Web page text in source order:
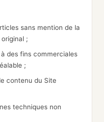
sans mention de la
;
des fins commerciales
;
contenu du Site
techniques non